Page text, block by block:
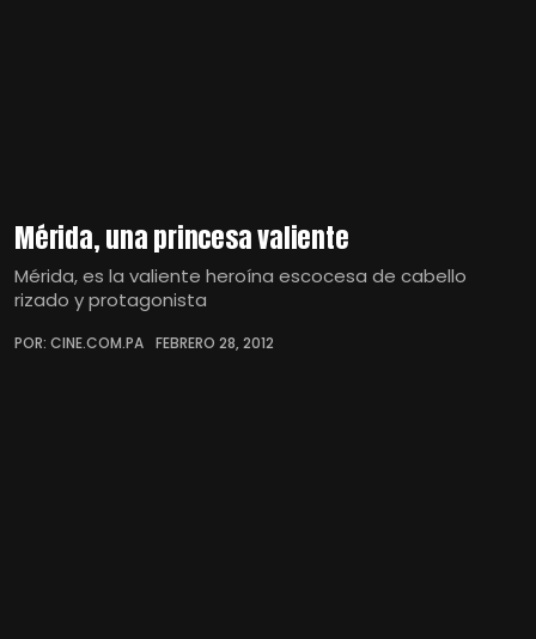
Mérida, una princesa valiente
Mérida, es la valiente heroína escocesa de cabello
rizado y protagonista
POR: CINE.COM.PA FEBRERO 28, 2012